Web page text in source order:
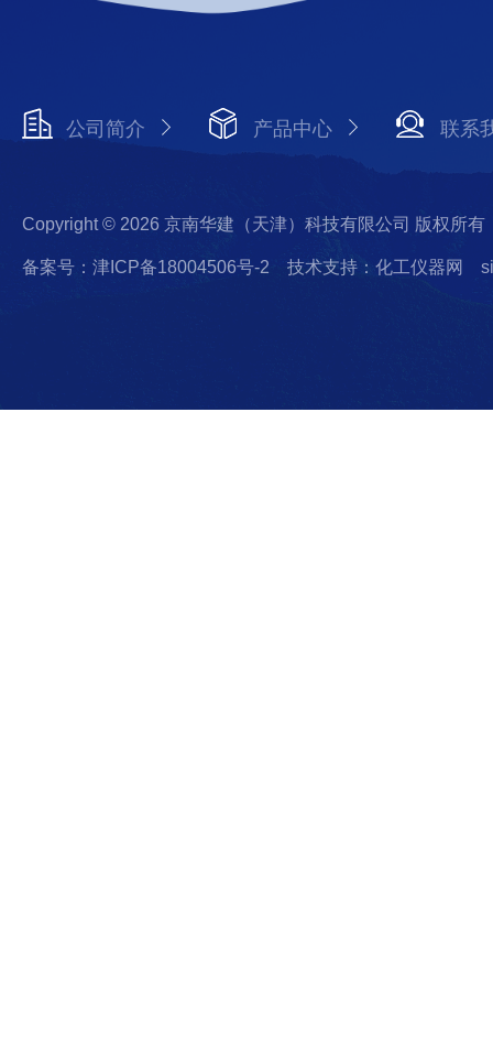
公司简介 产品中心 联系
Copyright © 2026 京南华建（天津）科技有限公司 版权所有
备案号：津ICP备18004506号-2 技术支持：化工仪器网